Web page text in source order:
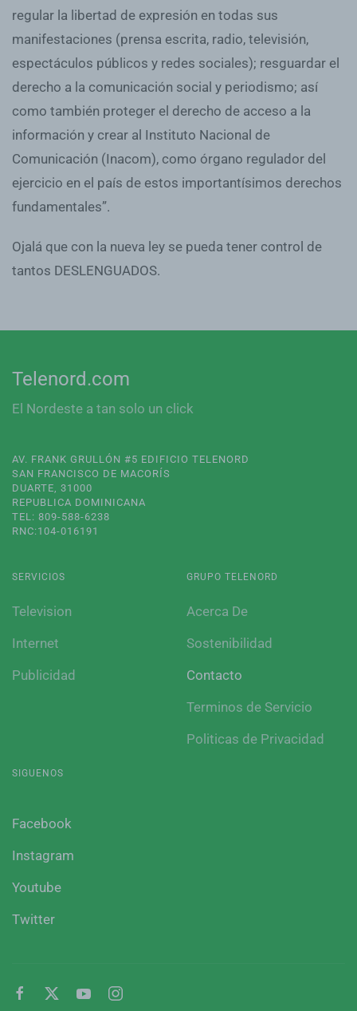
regular la libertad de expresión en todas sus
manifestaciones (prensa escrita, radio, televisión,
espectáculos públicos y redes sociales); resguardar el
derecho a la comunicación social y periodismo; así
como también proteger el derecho de acceso a la
información y crear al Instituto Nacional de
Comunicación (Inacom), como órgano regulador del
ejercicio en el país de estos importantísimos derechos
fundamentales”.
Ojalá que con la nueva ley se pueda tener control de
tantos DESLENGUADOS.
Telenord.com
El Nordeste a tan solo un click
AV. FRANK GRULLÓN #5 EDIFICIO TELENORD
SAN FRANCISCO DE MACORÍS
DUARTE, 31000
REPUBLICA DOMINICANA
TEL: 809-588-6238
RNC:104-016191
SERVICIOS
Television
Internet
Publicidad
GRUPO TELENORD
Acerca De
Sostenibilidad
Contacto
Terminos de Servicio
Politicas de Privacidad
SIGUENOS
Facebook
Instagram
Youtube
Twitter